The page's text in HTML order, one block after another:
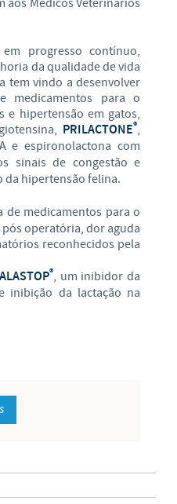
aos Médicos Veterinários
progresso contínuo,
da qualidade de vida
tem vindo a desenvolver
medicamentos para o
e hipertensão em gatos,
PRILACTONE®,
e espironolactona com
sinais de congestão e
hipertensão felina.
de medicamentos para o
operatória, dor aguda
reconhecidos pela
®, um inibidor da
inibição da lactação na